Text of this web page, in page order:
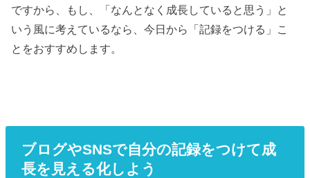
ですから、もし、「なんとなく成長していると思う」と
いう風に考えているなら、今日から「記録をつける」こ
とをおすすめします。
ブログやSNSで自分の記録をつけて成
長を見える化しよう